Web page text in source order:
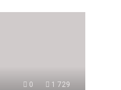
0 1 729